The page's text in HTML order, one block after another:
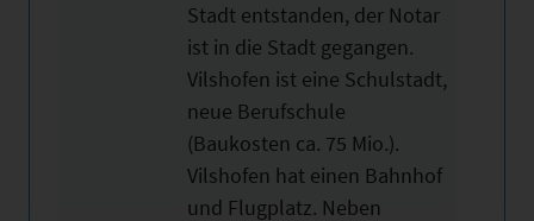
Stadt entstanden, der Notar
ist in die Stadt gegangen.
Vilshofen ist eine Schulstadt,
neue Berufschule
(Baukosten ca. 75 Mio.).
Vilshofen hat einen Bahnhof
und Flugplatz. Neben